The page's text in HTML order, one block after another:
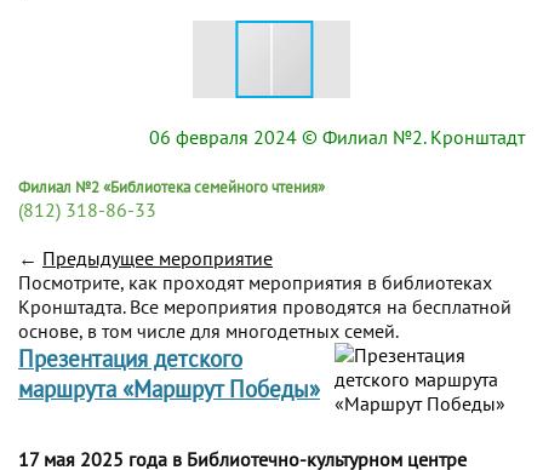
06 февраля 2024 © Филиал №2. Кронштадт
Филиал №2 «Библиотека семейного чтения»
(812) 318-86-33
← Предыдущее мероприятие
Посмотрите, как проходят мероприятия в библиотеках
Кронштадта. Все мероприятия проводятся на бесплатной
основе, в том числе для многодетных семей.
Презентация детского
маршрута «Маршрут Победы»
17 мая 2025 года в Библиотечно-культурном центре